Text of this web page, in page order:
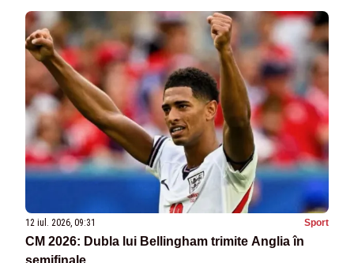
12 iul. 2026, 09:31 Sport
CM 2026: Dubla lui Bellingham trimite Anglia în
semifinale